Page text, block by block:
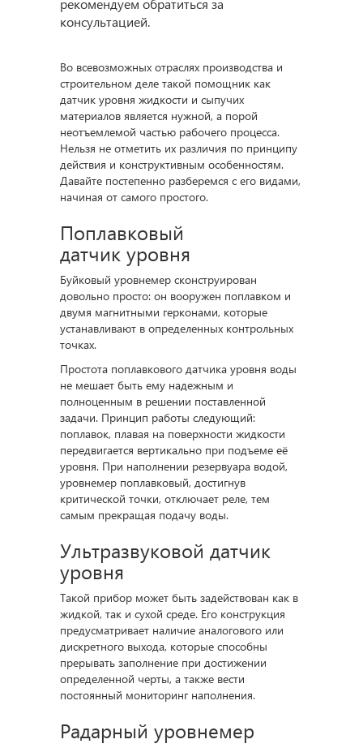
рекомендуем обратиться за
консультацией.
Во всевозможных отраслях производства и
строительном деле такой помощник как
датчик уровня жидкости и сыпучих
материалов является нужной, а порой
неотъемлемой частью рабочего процесса.
Нельзя не отметить их различия по принципу
действия и конструктивным особенностям.
Давайте постепенно разберемся с его видами,
начиная от самого простого.
Поплавковый
датчик уровня
Буйковый уровнемер сконструирован
довольно просто: он вооружен поплавком и
двумя магнитными герконами, которые
устанавливают в определенных контрольных
точках.
Простота поплавкового датчика уровня воды
не мешает быть ему надежным и
полноценным в решении поставленной
задачи. Принцип работы следующий:
поплавок, плавая на поверхности жидкости
передвигается вертикально при подъеме её
уровня. При наполнении резервуара водой,
уровнемер поплавковый, достигнув
критической точки, отключает реле, тем
самым прекращая подачу воды.
Ультразвуковой датчик
уровня
Такой прибор может быть задействован как в
жидкой, так и сухой среде. Его конструкция
предусматривает наличие аналогового или
дискретного выхода, которые способны
прерывать заполнение при достижении
определенной черты, а также вести
постоянный мониторинг наполнения.
Радарный уровнемер